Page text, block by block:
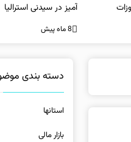
آمیز در سیدنی استرالیا
دسته بندی
استانها
بازار مالی